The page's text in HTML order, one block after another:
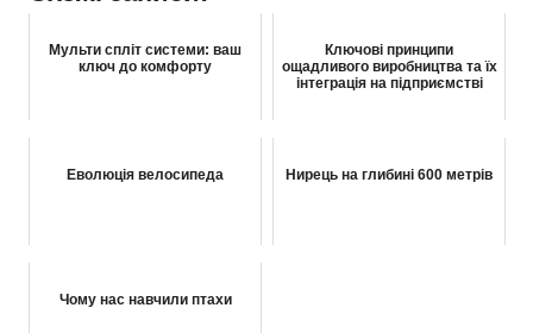
Мульти спліт системи: ваш
ключ до комфорту
Ключові принципи
ощадливого виробництва та їх
інтеграція на підприємстві
Еволюція велосипеда Нирець на глибині 600 метрів
Чому нас навчили птахи